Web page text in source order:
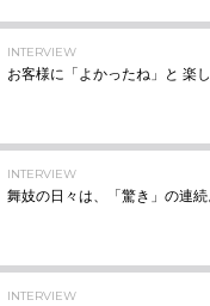
INTERVIEW
お客様に「よかったね」と 楽
INTERVIEW
舞妓の日々は、「驚き」の連
INTERVIEW